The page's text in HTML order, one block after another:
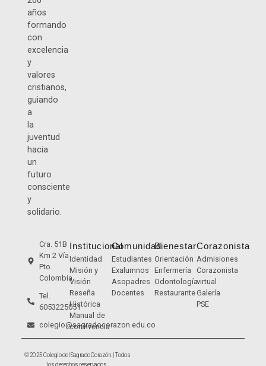
años
formando
con
excelencia
y
valores
cristianos,
guiando
a
la
juventud
hacia
un
futuro
consciente
y
solidario.
Cra. 51B
Km 2 Vía
Pto.
Colombia
Tel.
6053225051
colegio@sagradocorazon.edu.co
Institucional
Identidad
Misión y
Visión
Reseña
Histórica
Manual de
convivencia
Comunidad
Estudiantes
Exalumnos
Asopadres
Docentes
Bienestar
Orientación
Enfermería
Odontología
Restaurante
Corazonista
Admisiones
Corazonista
virtual
Galería
PSE
© 2025 Colegio del Sagrado Corazón. | Todos
los derechos reservados.